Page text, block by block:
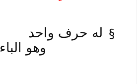
§ له حرف واحد
وهو الباء